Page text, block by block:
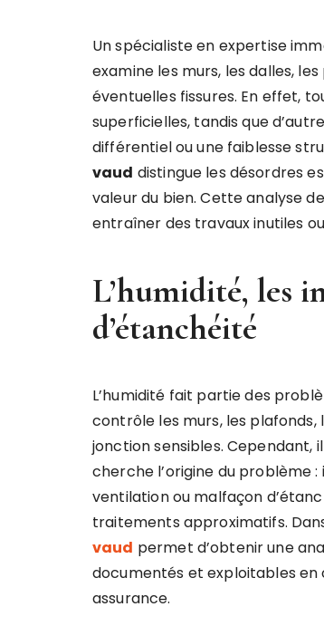
Un spécialiste en expertise
examine les murs, les dalles,
éventuelles fissures. En effet,
superficielles, tandis que
différentiel ou une faiblesse
vaud distingue les désordres
valeur du bien. Cette analyse
entraîner des travaux inutiles
L’humidité, les
d’étanchéité
L’humidité fait partie des
contrôle les murs, les plafonds,
jonction sensibles. Cependant,
cherche l’origine du problème
ventilation ou malfaçon
traitements approximatifs.
vaud permet d’obtenir une
documentés et exploitables en
assurance.